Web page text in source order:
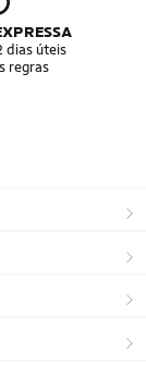
dias úteis
regras